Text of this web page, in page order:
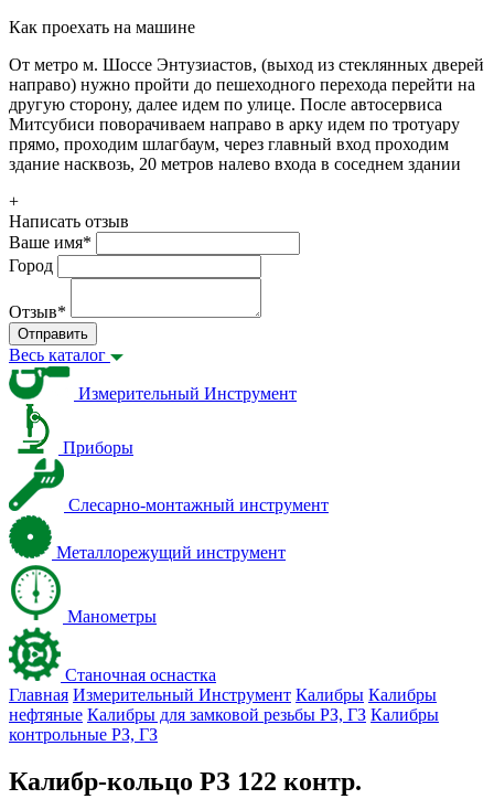
Как проехать на машине
От метро м. Шоссе Энтузиастов, (выход из стеклянных дверей
направо) нужно пройти до пешеходного перехода перейти на
другую сторону, далее идем по улице. После автосервиса
Митсубиси поворачиваем направо в арку идем по тротуару
прямо, проходим шлагбаум, через главный вход проходим
здание насквозь, 20 метров налево входа в соседнем здании
+
Написать отзыв
Ваше имя*
Город
Отзыв*
Отправить
Весь каталог
Измерительный Инструмент
Приборы
Слесарно-монтажный инструмент
Металлорежущий инструмент
Манометры
Станочная оснастка
Главная Измерительный Инструмент Калибры Калибры
нефтяные Калибры для замковой резьбы PЗ, ГЗ Калибры
контрольные PЗ, ГЗ
Калибр-кольцо РЗ 122 контр.